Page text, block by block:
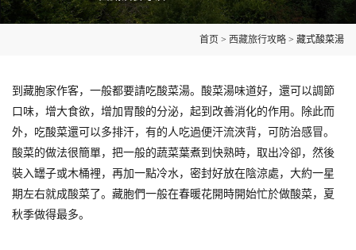
首页 > 西藏旅行攻略 > 藏式酸菜湯
到藏胞家作客，一般都要請吃酸菜湯。酸菜湯味道好，還可以調節
口味，增大食欲，增加胃酸的分泌，起到改善消化的作用。除此而
外，吃酸菜還可以多排汗，有的人吃過便汗流浹背，可防治感冒。
酸菜的做法很簡單，把一般的蔬菜葉煮到快熟時，取出冷卻，然後
裝入罎子或木桶裡，再加一點冷水，密封好放在陰涼處，大約一星
期左右就成酸菜了。藏胞們一般在春暖花開時開始忙於做酸菜，夏
秋季做得最多。